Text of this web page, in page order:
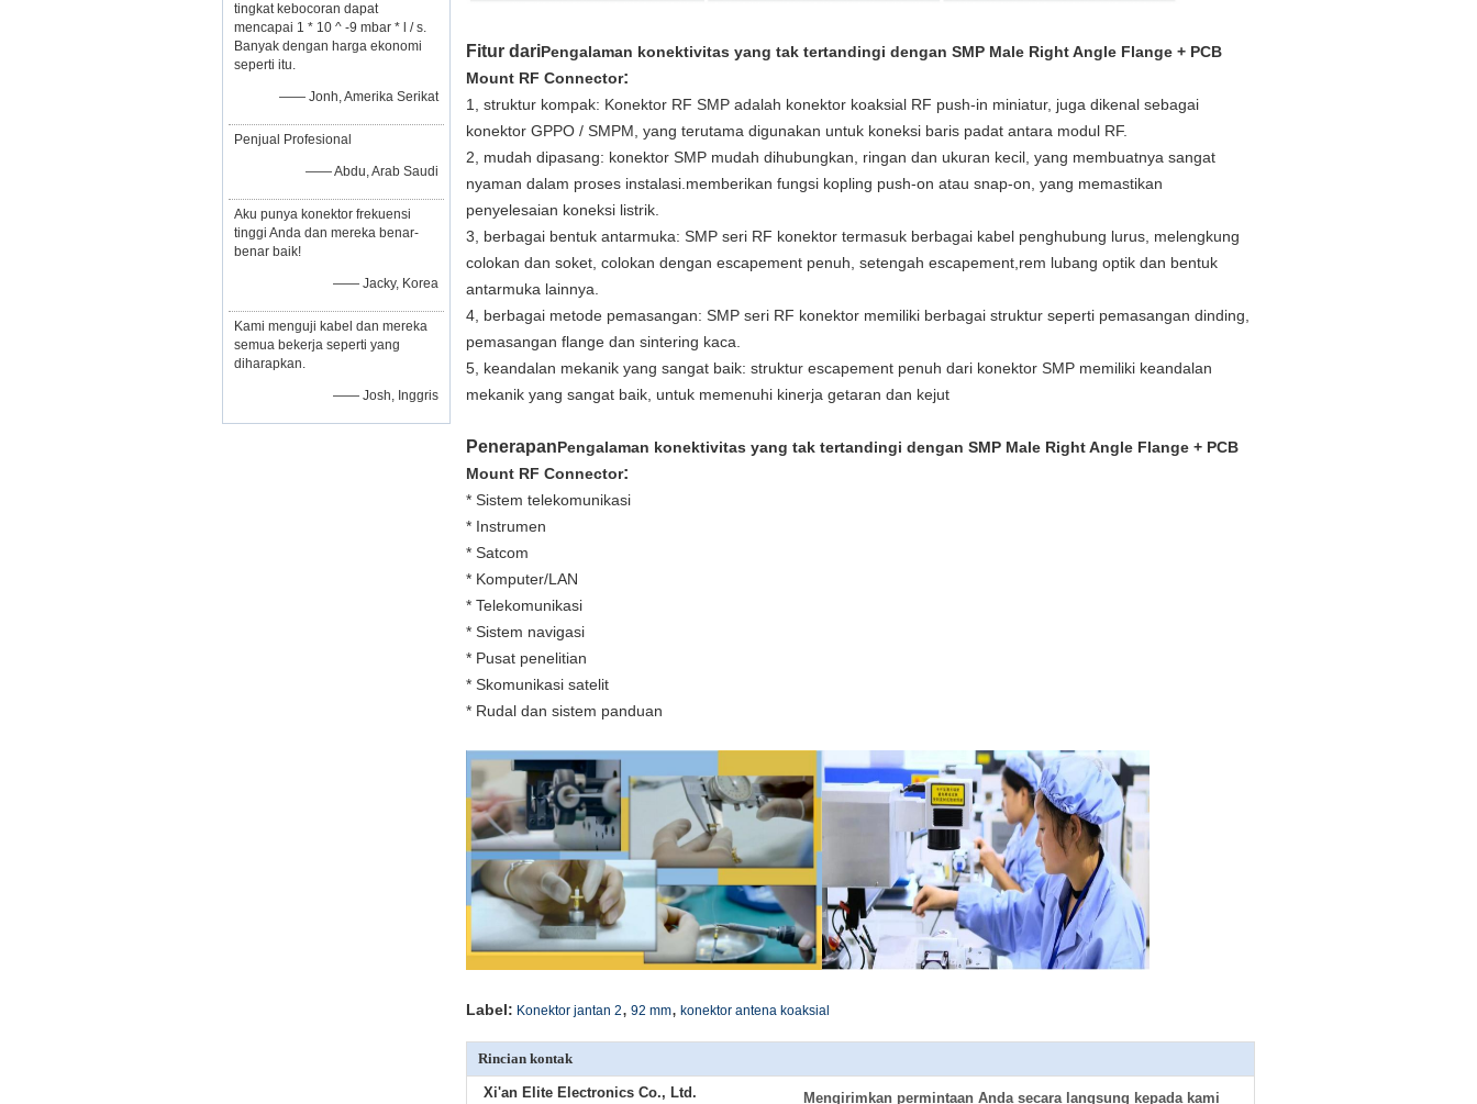
tingkat kebocoran dapat
mencapai 1 * 10 ^ -9 mbar * l / s.
Banyak dengan harga ekonomi
seperti itu.
—— Jonh, Amerika Serikat
Penjual Profesional
—— Abdu, Arab Saudi
Aku punya konektor frekuensi
tinggi Anda dan mereka benar-
benar baik!
—— Jacky, Korea
Kami menguji kabel dan mereka
semua bekerja seperti yang
diharapkan.
—— Josh, Inggris
Fitur dariPengalaman konektivitas yang tak tertandingi dengan SMP Male Right Angle Flange + PCB
Mount RF Connector:
1, struktur kompak: Konektor RF SMP adalah konektor koaksial RF push-in miniatur, juga dikenal sebagai
konektor GPPO / SMPM, yang terutama digunakan untuk koneksi baris padat antara modul RF.
2, mudah dipasang: konektor SMP mudah dihubungkan, ringan dan ukuran kecil, yang membuatnya sangat
nyaman dalam proses instalasi.memberikan fungsi kopling push-on atau snap-on, yang memastikan
penyelesaian koneksi listrik.
3, berbagai bentuk antarmuka: SMP seri RF konektor termasuk berbagai kabel penghubung lurus, melengkung
colokan dan soket, colokan dengan escapement penuh, setengah escapement,rem lubang optik dan bentuk
antarmuka lainnya.
4, berbagai metode pemasangan: SMP seri RF konektor memiliki berbagai struktur seperti pemasangan dinding,
pemasangan flange dan sintering kaca.
5, keandalan mekanik yang sangat baik: struktur escapement penuh dari konektor SMP memiliki keandalan
mekanik yang sangat baik, untuk memenuhi kinerja getaran dan kejut
PenerapanPengalaman konektivitas yang tak tertandingi dengan SMP Male Right Angle Flange + PCB
Mount RF Connector:
* Sistem telekomunikasi
* Instrumen
* Satcom
* Komputer/LAN
* Telekomunikasi
* Sistem navigasi
* Pusat penelitian
* Skomunikasi satelit
* Rudal dan sistem panduan
Label: Konektor jantan 2, 92 mm, konektor antena koaksial
Rincian kontak
Xi'an Elite Electronics Co., Ltd. Mengirimkan permintaan Anda secara langsung kepada kami